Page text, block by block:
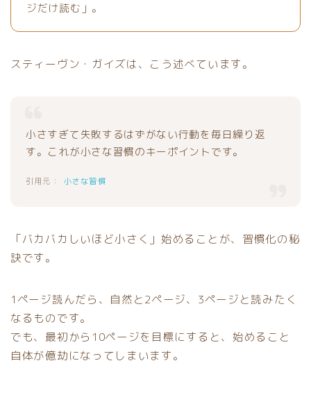
ジだけ読む」。
スティーヴン・ガイズは、こう述べています。
小さすぎて失敗するはずがない行動を毎日繰り返
す。これが小さな習慣のキーポイントです。
小さな習慣
「バカバカしいほど小さく」始めることが、習慣化の秘
訣です。
1ページ読んだら、自然と2ページ、3ページと読みたく
なるものです。
でも、最初から10ページを目標にすると、始めること
自体が億劫になってしまいます。